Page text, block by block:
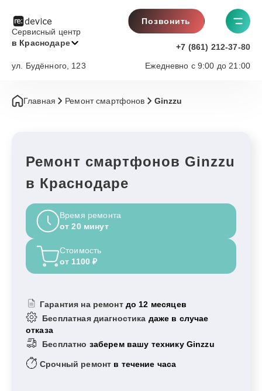
Сервисный центр
в Краснодаре
Позвонить
+7 (861) 212-37-80
Ежедневно с 9:00 до 21:00
ул. Будённого, 123
Главная Ремонт смартфонов Ginzzu
Ремонт смартфонов Ginzzu
в Краснодаре
Время ремонта
от 20 минут
Стоимость
от 1100 ₽
Гарантия на ремонт до 12 месяцев
Бесплатная диагностика даже в случае
отказа
Бесплатно заберем вашу технику Ginzzu
Срочный ремонт в течение часа